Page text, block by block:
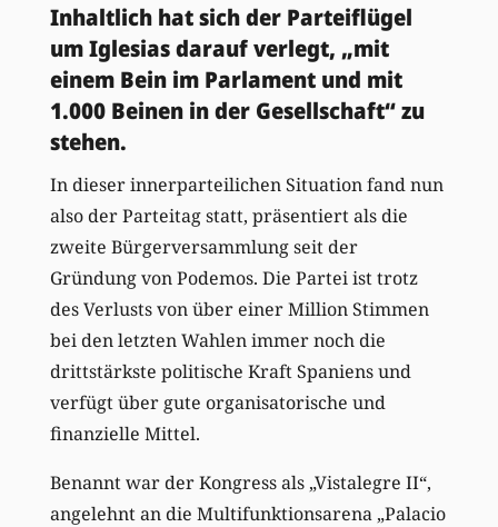
Inhaltlich hat sich der Parteiflügel
um Iglesias darauf verlegt, „mit
einem Bein im Parlament und mit
1.000 Beinen in der Gesellschaft“ zu
stehen.
In dieser innerparteilichen Situation fand nun
also der Parteitag statt, präsentiert als die
zweite Bürgerversammlung seit der
Gründung von Podemos. Die Partei ist trotz
des Verlusts von über einer Million Stimmen
bei den letzten Wahlen immer noch die
drittstärkste politische Kraft Spaniens und
verfügt über gute organisatorische und
finanzielle Mittel.
Benannt war der Kongress als „Vistalegre II“,
angelehnt an die Multifunktionsarena „Palacio